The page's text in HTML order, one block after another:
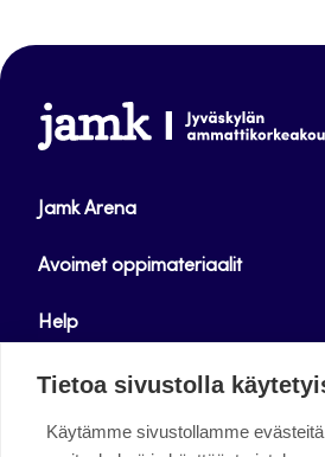
www.jamk.fi
Jamk Arena
Avoimet oppimateriaalit
Help
Verkkolehdet
Tietoa sivustolla
Käytämme sivustollamme